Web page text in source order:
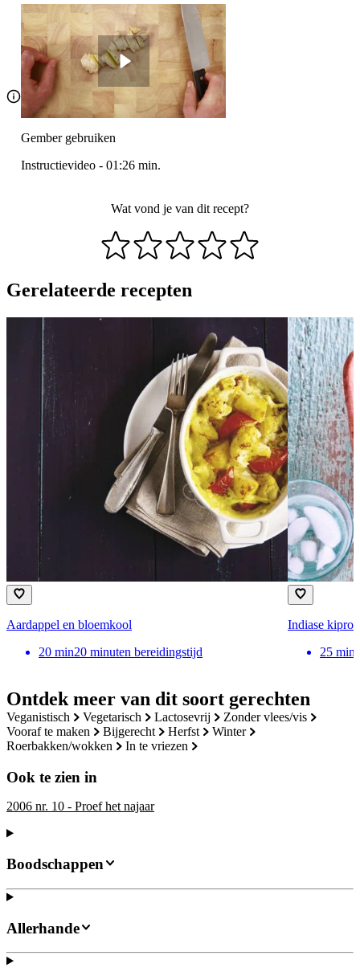
Ontdek meer van dit soort gerechten
veganistisch vegetarisch lactosevrij
zonder vlees/vis
vooraf te maken
bijgerecht herfst
winter
roerbakken/wokken
in te vriezen
Ook te zien in
2006 nr. 10 - Proef het najaar
Gember gebruiken
Instructievideo - 01:26 min.
Wat vond je van dit recept?
Gerelateerde recepten
Aardappel en bloemkool
20 min20 minuten bereidingstijd
Indiase
25 min
Boodschappen
Allerhande